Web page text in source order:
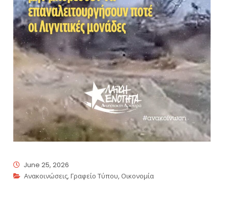
June 25, 2026
Ανακοινώσεις,Γραφείο Τύπου, Οικονομία